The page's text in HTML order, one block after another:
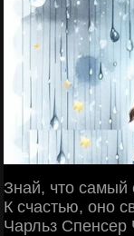
Знай, что самый
К счастью, оно
Чарльз Спенсер